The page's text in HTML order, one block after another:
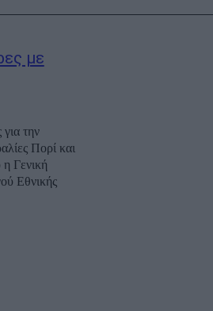
με
την
Πορί και
Γενική
Εθνικής